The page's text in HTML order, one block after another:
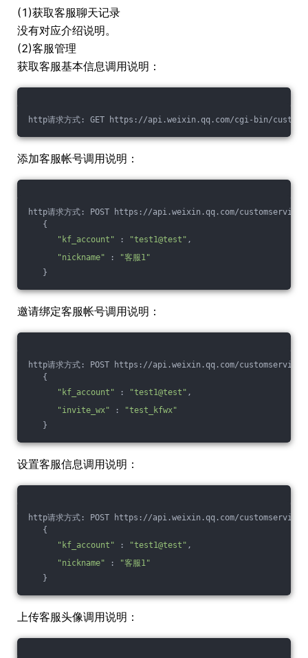
(1)获取客服聊天记录
没有对应介绍说明。
(2)客服管理
获取客服基本信息调用说明：
http请求方式: GET https://api.weixin.qq.com/cgi-bin/
添加客服帐号调用说明：
http请求方式: POST https://api.weixin.qq.com/customservice/
{
"kf_account" : "test1@test" ,
"nickname" :
"客服1"
}
邀请绑定客服帐号调用说明：
http请求方式: POST https://api.weixin.qq.com/customservice/
{
"kf_account" : "test1@test" ,
"invite_wx" :
"test_kfwx"
}
设置客服信息调用说明：
http请求方式: POST https://api.weixin.qq.com/customservice/
{
"kf_account" : "test1@test" ,
"nickname" :
"客服1"
}
上传客服头像调用说明：